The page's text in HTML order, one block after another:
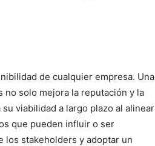
de cualquier empresa. Una
solo mejora la reputación y la
viabilidad a largo plazo al alinear
que pueden influir o ser
los stakeholders y adoptar un